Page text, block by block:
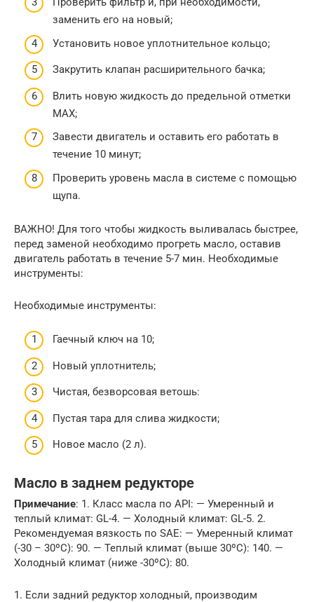
заменить его на новый;
Установить новое уплотнительное кольцо;
Закрутить клапан расширительного бачка;
Влить новую жидкость до предельной отметки
МАХ;
Завести двигатель и оставить его работать в
течение 10 минут;
Проверить уровень масла в системе с помощью
щупа.
ВАЖНО! Для того чтобы жидкость выливалась быстрее,
перед заменой необходимо прогреть масло, оставив
двигатель работать в течение 5-7 мин. Необходимые
инструменты:
Необходимые инструменты:
Гаечный ключ на 10;
Новый уплотнитель;
Чистая, безворсовая ветошь:
Пустая тара для слива жидкости;
Новое масло (2 л).
Масло в заднем редукторе
Примечание: 1. Класс масла по API: — Умеренный и
теплый климат: GL-4. — Холодный климат: GL-5. 2.
Рекомендуемая вязкость по SAE: — Умеренный климат
(-30 – 30ºС): 90. — Теплый климат (выше 30ºС): 140. —
Холодный климат (ниже -30ºС): 80.
1. Если задний редуктор холодный, производим